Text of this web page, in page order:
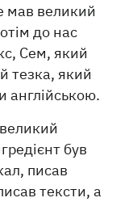
мав великий
до нас
Сем, який
тезка, який
англійською.
був
писав
тексти, а